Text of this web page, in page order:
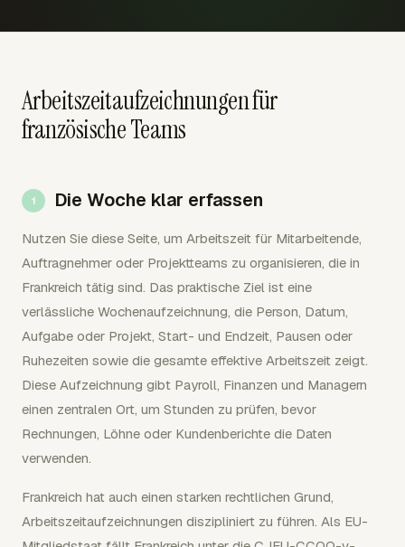
Arbeitszeitaufzeichnungen für
französische Teams
Die Woche klar erfassen
Nutzen Sie diese Seite, um Arbeitszeit für Mitarbeitende,
Auftragnehmer oder Projektteams zu organisieren, die in
Frankreich tätig sind. Das praktische Ziel ist eine
verlässliche Wochenaufzeichnung, die Person, Datum,
Aufgabe oder Projekt, Start- und Endzeit, Pausen oder
Ruhezeiten sowie die gesamte effektive Arbeitszeit zeigt.
Diese Aufzeichnung gibt Payroll, Finanzen und Managern
einen zentralen Ort, um Stunden zu prüfen, bevor
Rechnungen, Löhne oder Kundenberichte die Daten
verwenden.
Frankreich hat auch einen starken rechtlichen Grund,
Arbeitszeitaufzeichnungen diszipliniert zu führen. Als EU-